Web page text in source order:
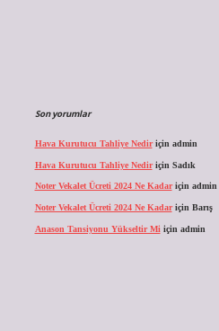
Son yorumlar
Hava Kurutucu Tahliye Nediriçin admin
Hava Kurutucu Tahliye Nediriçin Sadık
Noter Vekalet Ücreti 2024 Ne Kadariçin admin
Noter Vekalet Ücreti 2024 Ne Kadariçin Barış
Anason Tansiyonu Yükseltir Mi için admin